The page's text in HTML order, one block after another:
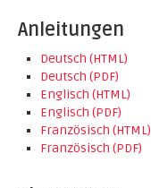
Anleitungen
Deutsch (HTML)
Deutsch (PDF)
Englisch (HTML)
Englisch (PDF)
Französisch (HTML)
Französisch (PDF)